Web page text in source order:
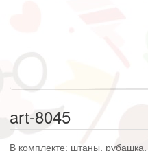
art-8045
В комплекте: штаны,